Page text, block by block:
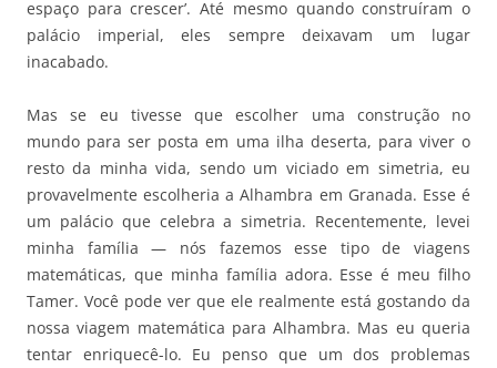
espaço para crescer’. Até mesmo quando construíram o
palácio imperial, eles sempre deixavam um lugar
inacabado.
Mas se eu tivesse que escolher uma construção no
mundo para ser posta em uma ilha deserta, para viver o
resto da minha vida, sendo um viciado em simetria, eu
provavelmente escolheria a Alhambra em Granada. Esse é
um palácio que celebra a simetria. Recentemente, levei
minha família — nós fazemos esse tipo de viagens
matemáticas, que minha família adora. Esse é meu filho
Tamer. Você pode ver que ele realmente está gostando da
nossa viagem matemática para Alhambra. Mas eu queria
tentar enriquecê-lo. Eu penso que um dos problemas